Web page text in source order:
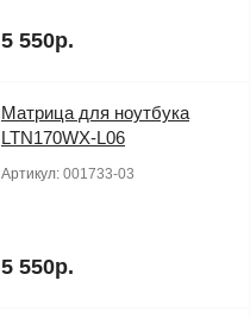
5 550р.
Матрица для ноутбука
LTN170WX-L06
Артикул: 001733-03
5 550р.